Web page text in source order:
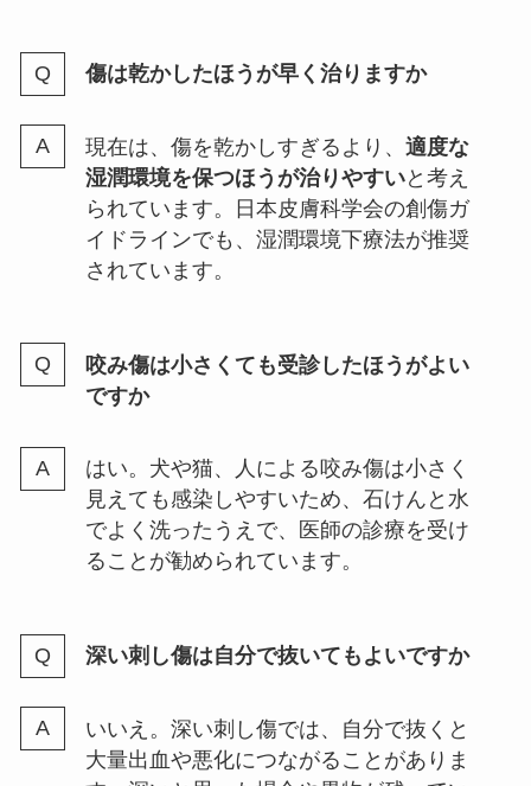
傷は乾かしたほうが早く治りますか
現在は、傷を乾かしすぎるより、 適度な
湿潤環境を保つほうが治りやすいと考え
られています。日本皮膚科学会の創傷ガ
イドラインでも、湿潤環境下療法が推奨
されています。
咬み傷は小さくても受診したほうがよい
ですか
はい。犬や猫、人による咬み傷は小さく
見えても感染しやすいため、石けんと水
でよく洗ったうえで、医師の診療を受け
ることが勧められています。
深い刺し傷は自分で抜いてもよいですか
いいえ。深い刺し傷では、自分で抜くと
大量出血や悪化につながることがありま